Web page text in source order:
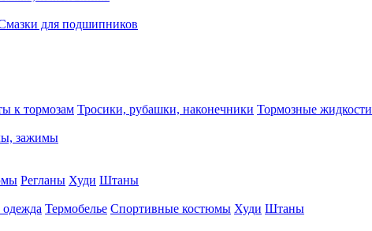
для подшипников
к тормозам Тросики, рубашки, наконечники Тормозные жидкости
зажимы
Регланы Худи Штаны
Термобелье Спортивные костюмы Худи Штаны